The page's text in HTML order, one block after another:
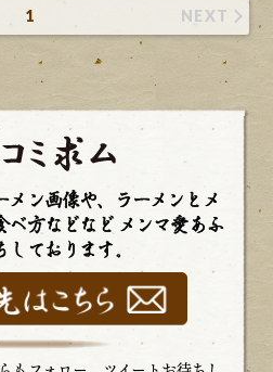
1 NEXT
ン画像や、ラーメンとメ
べ方などなど メンマ愛あふ
ております。